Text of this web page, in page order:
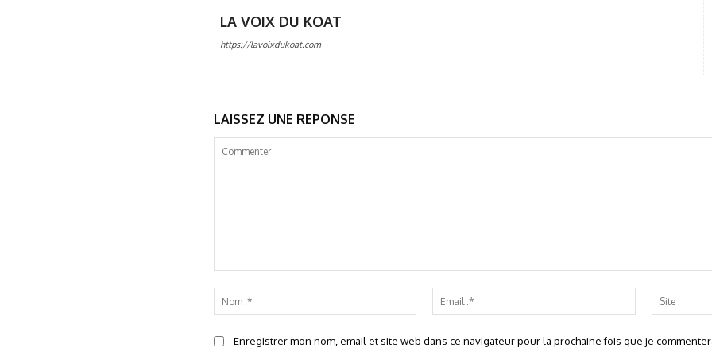
LA VOIX DU KOAT
https://lavoixdukoat.com
LAISSEZ UNE REPONSE
:*
Email
:*
Enregistrer mon nom, email et site web dans ce navigateur pour la prochaine fois que je